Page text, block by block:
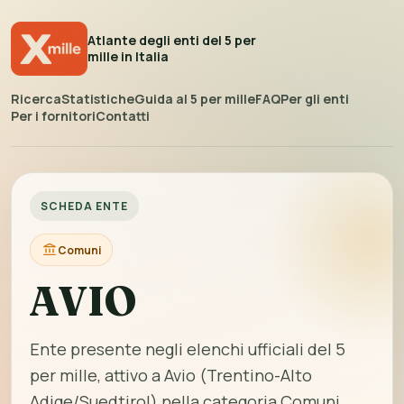
Atlante degli enti del 5 per
mille in Italia
RicercaStatisticheGuida al 5 per milleFAQPer gli enti
Per i fornitoriContatti
SCHEDA ENTE
Comuni
AVIO
Ente presente negli elenchi ufficiali del 5
per mille, attivo a Avio (Trentino-Alto